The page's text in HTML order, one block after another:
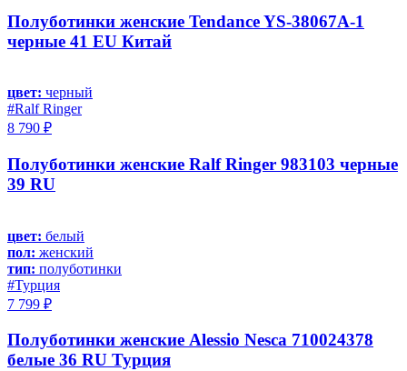
Полуботинки женские Tendance YS-38067A-1
черные 41 EU Китай
цвет: черный
#Ralf Ringer
8 790 ₽
Полуботинки женские Ralf Ringer 983103 черные
39 RU
цвет: белый
пол: женский
тип: полуботинки
#Турция
7 799 ₽
Полуботинки женские Alessio Nesca 710024378
белые 36 RU Турция